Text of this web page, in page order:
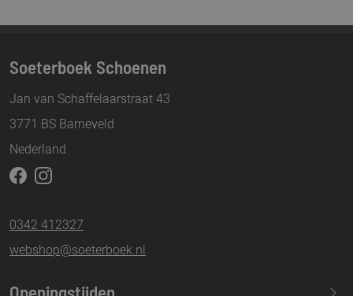
Soeterboek Schoenen
Jan van Schaffelaarstraat 43
3771 BS Barneveld
Nederland
0342 412327
webshop@soeterboek.nl